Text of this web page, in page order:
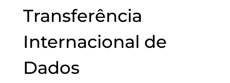
Transferência
Internacional de
Dados